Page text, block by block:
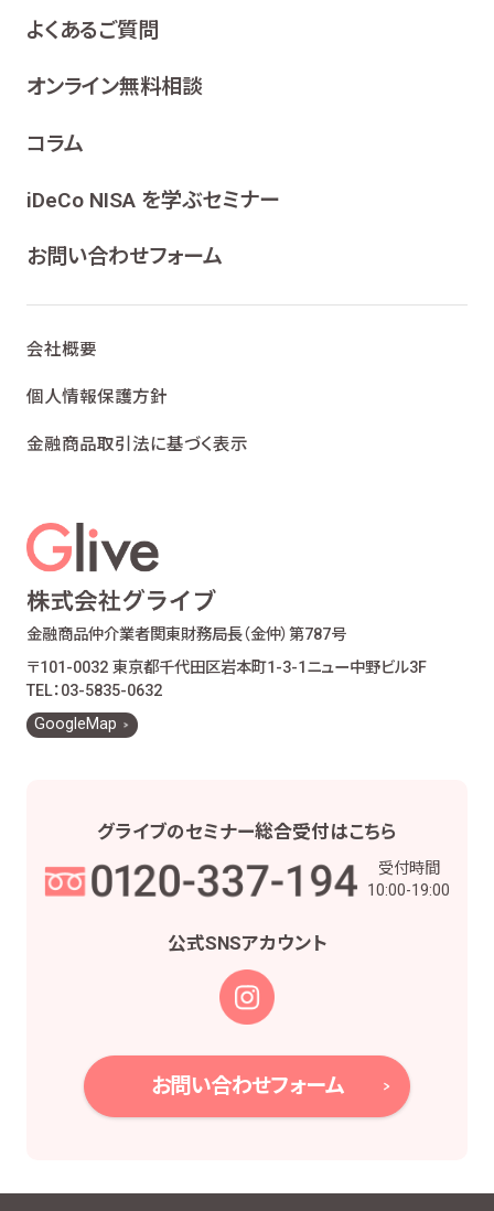
金融商品仲介業者関東財務局長（金仲）第787号
〒101-0032 東京都千代田区岩本町1-3-1 ニュー中野ビル3F
TEL：03-5835-0632
GoogleMap
よくあるご質問
オンライン無料相談
コラム
iDeCo NISA を学ぶセミナー
お問い合わせフォーム
会社概要
個人情報保護方針
金融商品取引法に基づく表示
グライブのセミナー総合受付はこちら
受付時間
10:00-19:00
公式SNSアカウント
お問い合わせフォーム